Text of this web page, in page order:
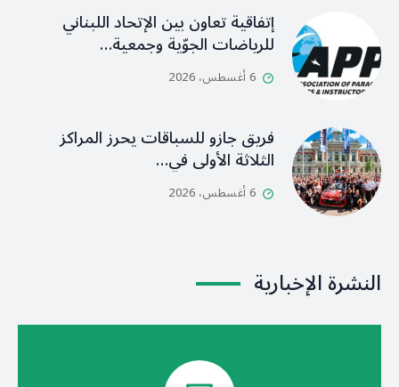
إتفاقية تعاون بين الإتحاد اللبناني
للرياضات الجوّية وجمعية…
6 أغسطس، 2026
فريق جازو للسباقات يحرز المراكز
الثلاثة الأولى في…
6 أغسطس، 2026
النشرة الإخبارية